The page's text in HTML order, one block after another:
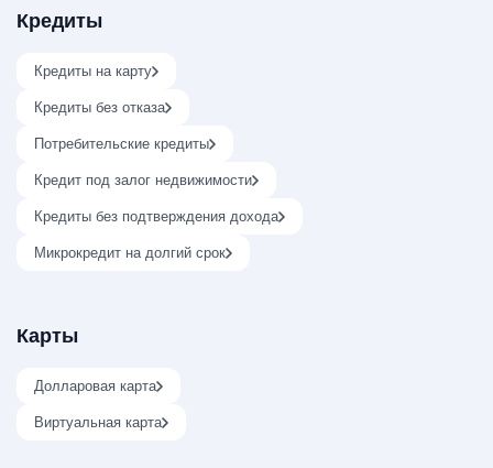
Кредиты
Кредиты на карту
Кредиты без отказа
Потребительские кредиты
Кредит под залог недвижимости
Кредиты без подтверждения дохода
Микрокредит на долгий срок
Карты
Долларовая карта
Виртуальная карта